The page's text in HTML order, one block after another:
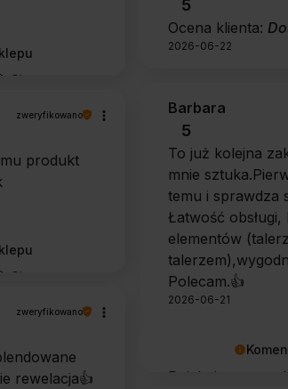
5
Ocena klienta:
2026-06-22
Dziękujemy za
Barbara
5
To już kolejna
mnie
temu i sprawdza
Łatwość
elementów
Polecam.👍️
2026-06-21
zweryfikowano
produkt
zweryfikowano
rewelacja👍️